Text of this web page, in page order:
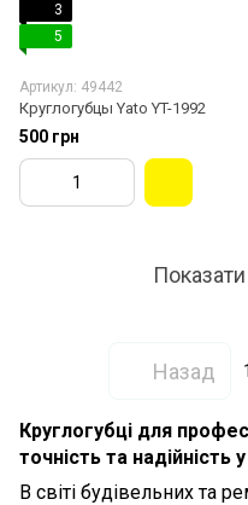
3
5
Артикул: 49442
Круглогубцы Yato YT-1992
500 грн
Назад 1
Круглогубці для
точність та
В світі будівельних та